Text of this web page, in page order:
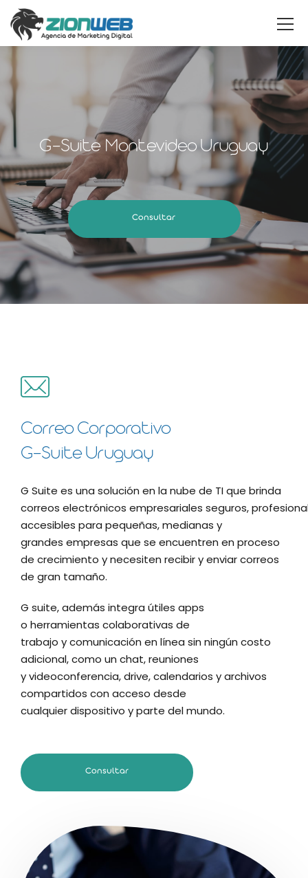
G-Suite Montevideo Uruguay
Consultar
Correo Corporativo
G-Suite Uruguay
G Suite es una solución en la nube de TIque brinda
correos electrónicos empresariales seguros,
accesibles para pequeñas,medianas y
grandes empresas que se encuentren en proceso
de crecimiento ynecesiten recibir y enviar correos
de gran tamaño.
G suite, además integra útiles apps
o herramientas colaborativas de
trabajo ycomunicación en línea sin ningún costo
adicional, como un chat,reuniones
yvideoconferencia,drive,calendarios yarchivos
compartidos con acceso desde
cualquierdispositivo yparte del mundo.
Consultar